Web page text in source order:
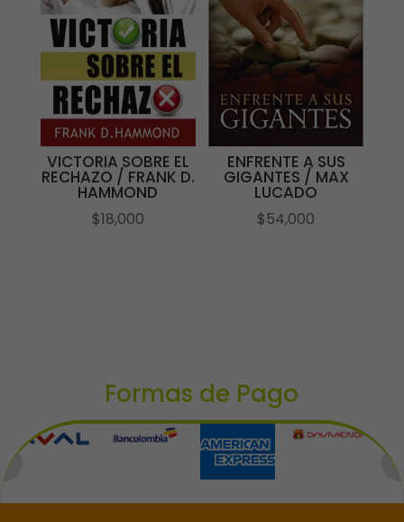
VICTORIA SOBRE EL
RECHAZO / FRANK D.
HAMMOND
$18,000
ENFRENTE A SUS
GIGANTES / MAX
LUCADO
$54,000
Formas de Pago